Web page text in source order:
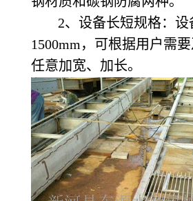
2、设备长短规格： 设
1500mm，可根据用户需
任意加宽、加长。